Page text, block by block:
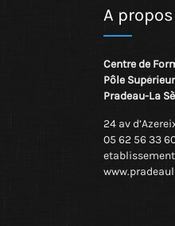
A
Centre de
Pôle Supérieur
Pradeau-La
24 av
05 62 56 33